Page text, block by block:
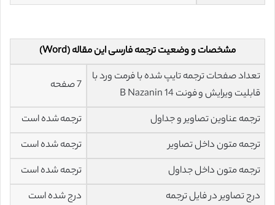
مشخصات و وضعیت ترجمه فارسی این مقاله (Word)
تعداد صفحات ترجمه تایپ شده با فرمت ورد با
قابلیت ویرایش و فونت 14 B Nazanin
7 صفحه
ترجمه عناوین تصاویر و جداول
ترجمه شده است
ترجمه متون داخل تصاویر
ترجمه شده است
ترجمه متون داخل جداول
ترجمه شده است
درج تصاویر در فایل ترجمه
درج شده است